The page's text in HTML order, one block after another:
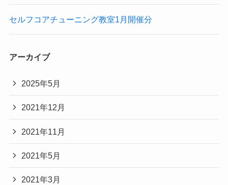
セルフコアチューニング教室1月開催分
アーカイブ
2025年5月
2021年12月
2021年11月
2021年5月
2021年3月